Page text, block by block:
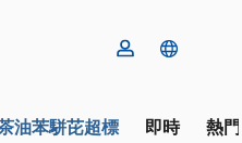
油苯駢芘超標 即時 熱